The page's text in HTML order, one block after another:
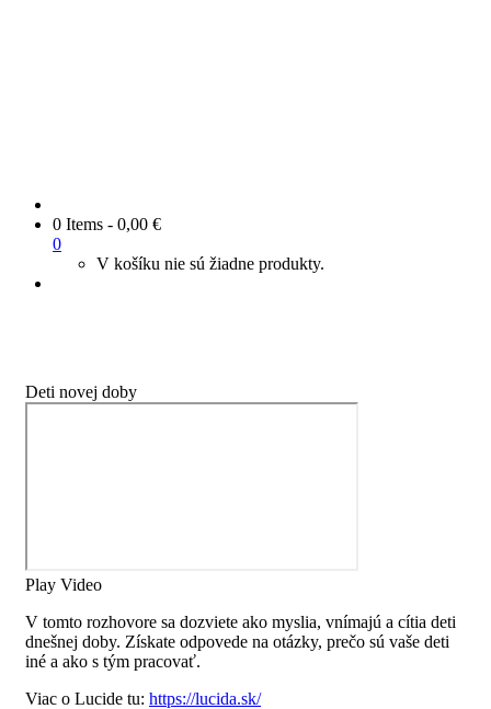
0 Items - 0,00 €
0
V košíku nie sú žiadne produkty.
Deti novej doby
Play Video
V tomto rozhovore sa dozviete ako myslia, vnímajú a cítia deti
dnešnej doby. Získate odpovede na otázky, prečo sú vaše deti
iné a ako s tým pracovať.
Viac o Lucide tu: https://lucida.sk/